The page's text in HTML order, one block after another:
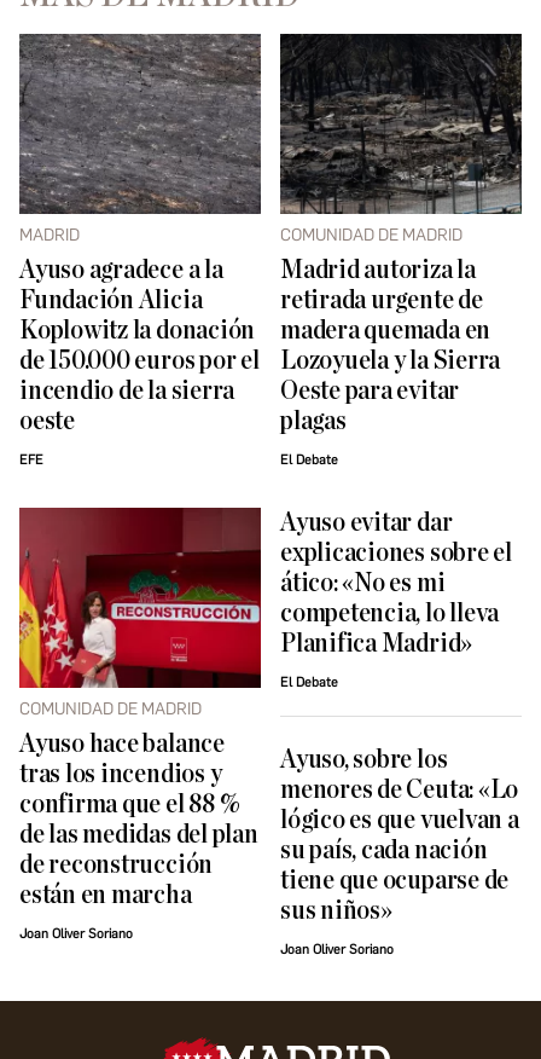
MADRID
Ayuso agradece a la
Fundación Alicia
Koplowitz la donación
de 150.000 euros por el
incendio de la sierra
oeste
EFE
COMUNIDAD DE MADRID
Madrid autoriza la
retirada urgente de
madera quemada en
Lozoyuela y la Sierra
Oeste para evitar
plagas
El Debate
COMUNIDAD DE MADRID
Ayuso hace balance
tras los incendios y
confirma que el 88 %
de las medidas del plan
de reconstrucción
están en marcha
Joan Oliver Soriano
Ayuso evitar dar
explicaciones sobre el
ático: «No es mi
competencia, lo lleva
Planifica Madrid»
El Debate
Ayuso, sobre los
menores de Ceuta: «Lo
lógico es que vuelvan a
su país, cada nación
tiene que ocuparse de
sus niños»
Joan Oliver Soriano